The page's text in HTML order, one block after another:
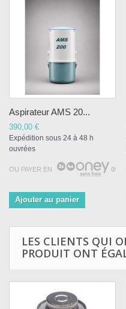
Aspirateur AMS 20...
390,00 €
Expédition sous 24 à 48 h
ouvrées
OU PAYER EN
Ajouter au panier
LES CLIENTS QUI
PRODUIT ONT